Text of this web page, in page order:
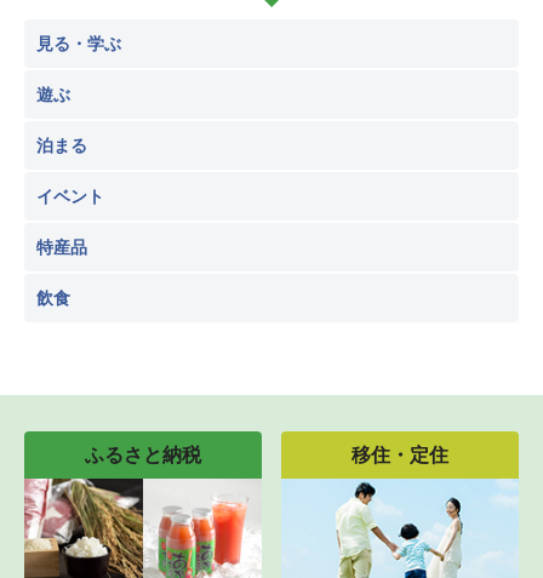
見る・学ぶ
遊ぶ
泊まる
イベント
特産品
飲食
ふるさと納税 移住・定住